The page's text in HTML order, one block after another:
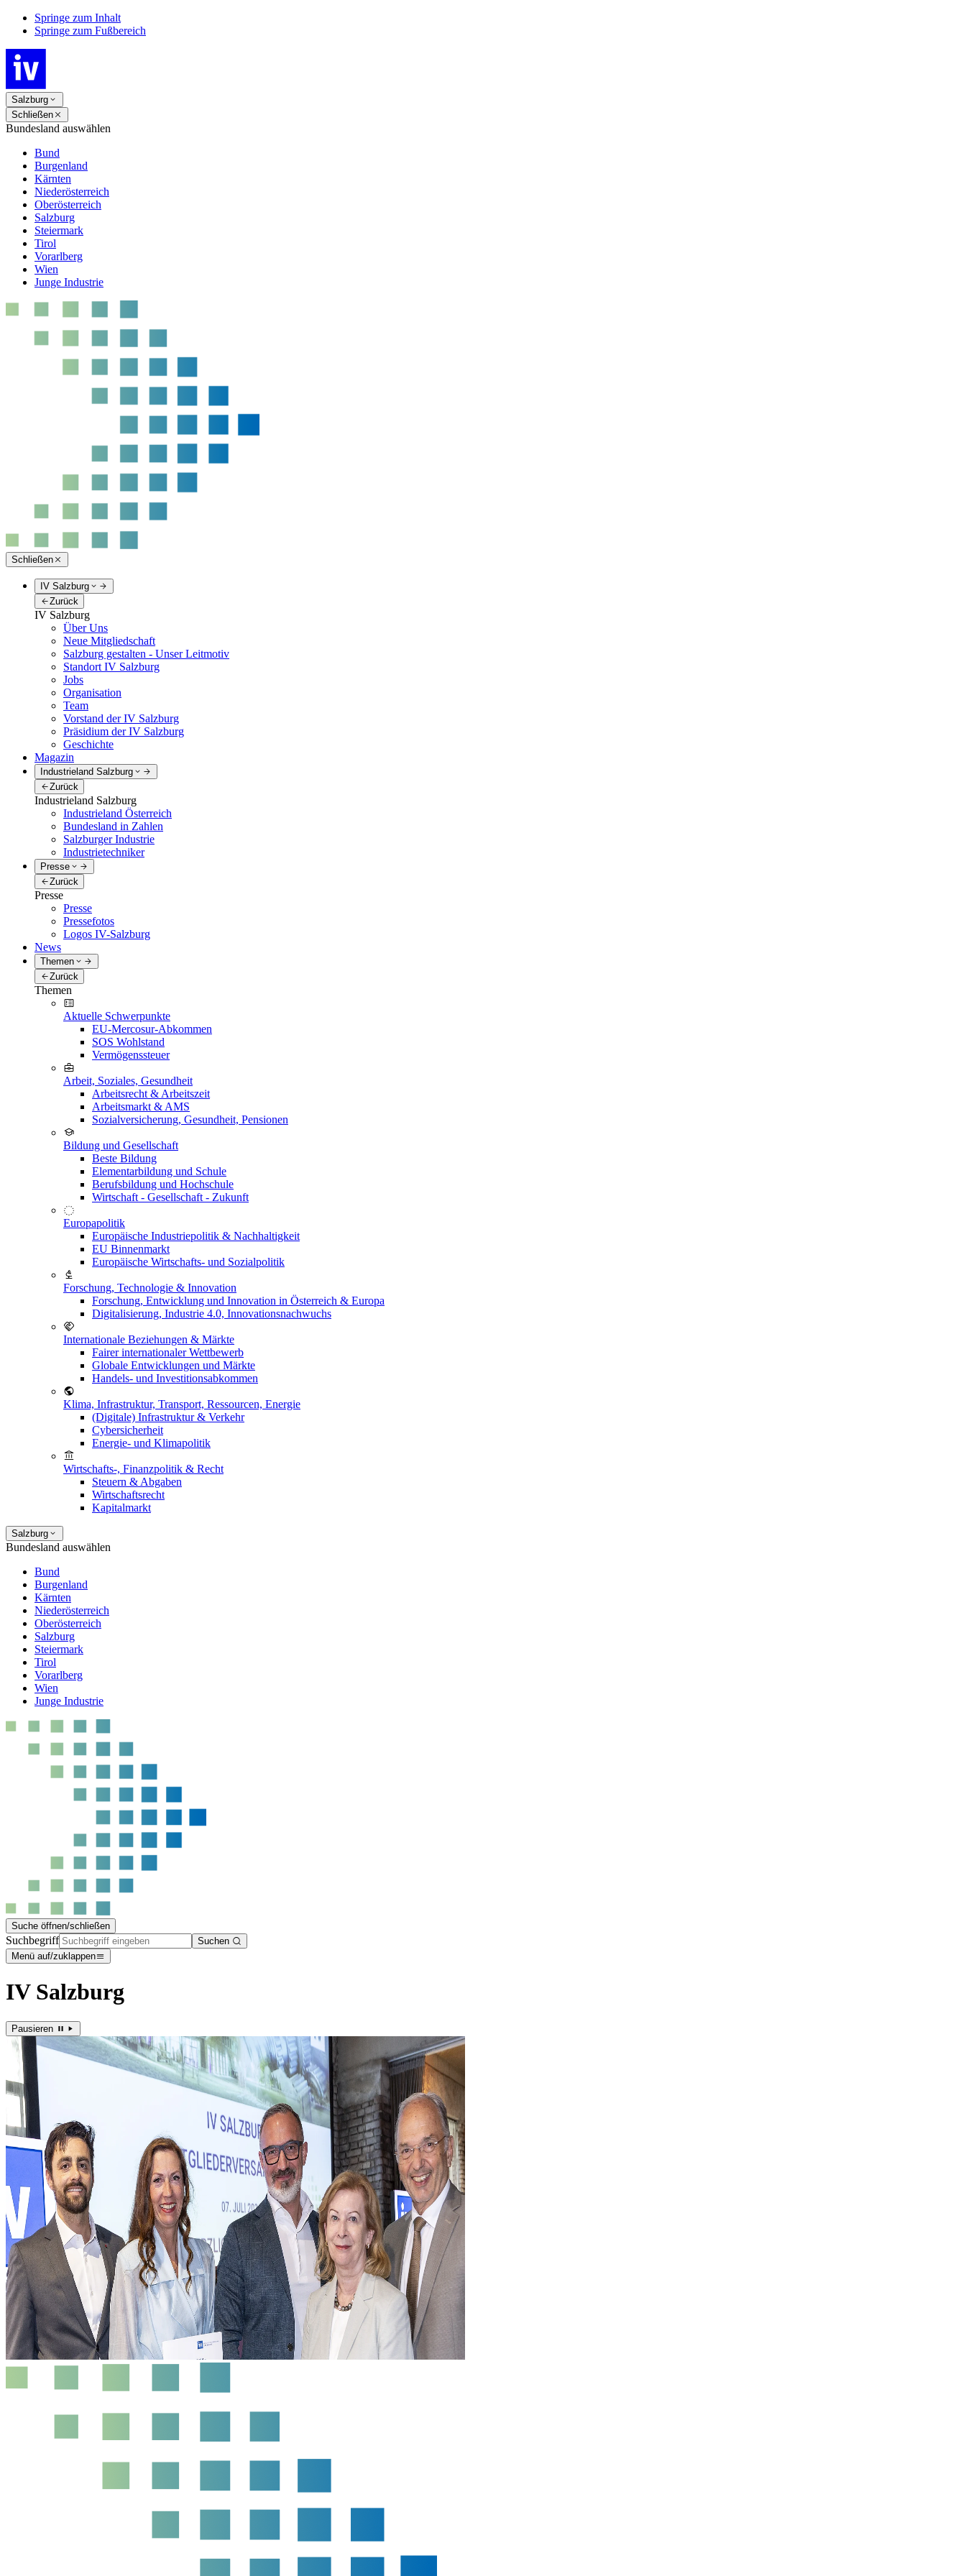
Springe zum Inhalt
Springe zum Fußbereich
Salzburg
Schließen
Bundesland auswählen
Bund
Burgenland
Kärnten
Niederösterreich
Oberösterreich
Salzburg
Steiermark
Tirol
Vorarlberg
Wien
Junge Industrie
Schließen
IV Salzburg
Zurück
IV Salzburg
Über Uns
Neue Mitgliedschaft
Salzburg gestalten - Unser Leitmotiv
Standort IV Salzburg
Jobs
Organisation
Team
Vorstand der IV Salzburg
Präsidium der IV Salzburg
Geschichte
Magazin
Industrieland Salzburg
Zurück
Industrieland Salzburg
Industrieland Österreich
Bundesland in Zahlen
Salzburger Industrie
Industrietechniker
Presse
Zurück
Presse
Presse
Pressefotos
Logos IV-Salzburg
News
Themen
Zurück
Themen
Aktuelle Schwerpunkte
EU-Mercosur-Abkommen
SOS Wohlstand
Vermögenssteuer
Arbeit, Soziales, Gesundheit
Arbeitsrecht & Arbeitszeit
Arbeitsmarkt & AMS
Sozialversicherung, Gesundheit, Pensionen
Bildung und Gesellschaft
Beste Bildung
Elementarbildung und Schule
Berufsbildung und Hochschule
Wirtschaft - Gesellschaft - Zukunft
Europapolitik
Europäische Industriepolitik & Nachhaltigkeit
EU Binnenmarkt
Europäische Wirtschafts- und Sozialpolitik
Forschung, Technologie & Innovation
Forschung, Entwicklung und Innovation in Österreich & Europa
Digitalisierung, Industrie 4.0, Innovationsnachwuchs
Internationale Beziehungen & Märkte
Fairer internationaler Wettbewerb
Globale Entwicklungen und Märkte
Handels- und Investitionsabkommen
Klima, Infrastruktur, Transport, Ressourcen, Energie
(Digitale) Infrastruktur & Verkehr
Cybersicherheit
Energie- und Klimapolitik
Wirtschafts-, Finanzpolitik & Recht
Steuern & Abgaben
Wirtschaftsrecht
Kapitalmarkt
Salzburg
Bundesland auswählen
Bund
Burgenland
Kärnten
Niederösterreich
Oberösterreich
Salzburg
Steiermark
Tirol
Vorarlberg
Wien
Junge Industrie
Suche öffnen/schließen
Suchbegriff
Suchen
Menü auf/zuklappen
IV Salzburg
Pausieren